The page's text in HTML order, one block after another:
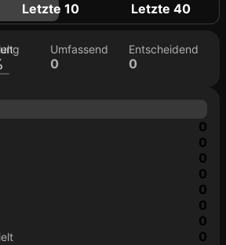
Letzte 10 Letzte 40
Umfassend
0
Entscheidend
0
0
0
0
0
0
0
0
0